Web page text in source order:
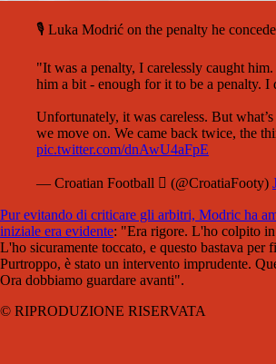
🎙️ Luka Modrić on the penalty he
"It was a penalty, I carelessly caught him.
him a bit - enough for it to be a penalty. I
Unfortunately, it was careless. But
we move on. We came back twice, the
pic.twitter.com/dnAwU4aFpE
— Croatian Football  (@CroatiaFooty)
Pur evitando di criticare gli arbitri, Modric ha
iniziale era evidente: "Era rigore. L'ho colpito
L'ho sicuramente toccato, e questo bastava per
Purtroppo, è stato un intervento imprudente.
Ora dobbiamo guardare avanti".
© RIPRODUZIONE RISERVATA